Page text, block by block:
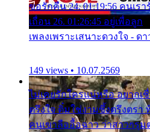
ขอรักคืน 24. 01:19:56 คนเร
เถื่อน 26. 01:26:45 อยู่เพื่อลูก
เพลงเพราะเสนาะดวงใจ - ด
149 views • 10.07.2569
ไม่เคยรักใครแน่หรือ อยาก
ตรึงใจ ติ๋มใช่งามซึ้งตรึงตร
คนเขาลืออื้อฉาว ว่าสาวๆรุ